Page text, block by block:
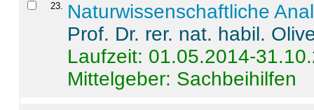
23. Naturwissenschaftliche
Prof. Dr. rer. nat. habil.
Laufzeit: 01.05.2014-
Mittelgeber: Sachbeihilfen